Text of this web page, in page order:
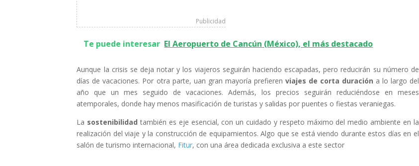
Publicidad
Te puede interesar El Aeropuerto de Cancún (México), el más destacado
Aunque la crisis se deja notar y los viajeros seguirán haciendo escapadas, pero reducirán su número de
días de vacaciones. Por otra parte, uan gran mayoría prefieren viajes de corta duración a lo largo del
año que un mes seguido de vacaciones. Además, los precios seguirán reduciéndose en meses
atemporales, donde hay menos masificación de turistas y salidas por puentes o fiestas veraniegas.
La sostenibilidad también es eje esencial, con un cuidado y respeto máximo del medio ambiente en la
realización del viaje y la construcción de equipamientos. Algo que se está viendo durante estos días en el
salón de turismo internacional, Fitur, con una área dedicada exclusiva a este sector